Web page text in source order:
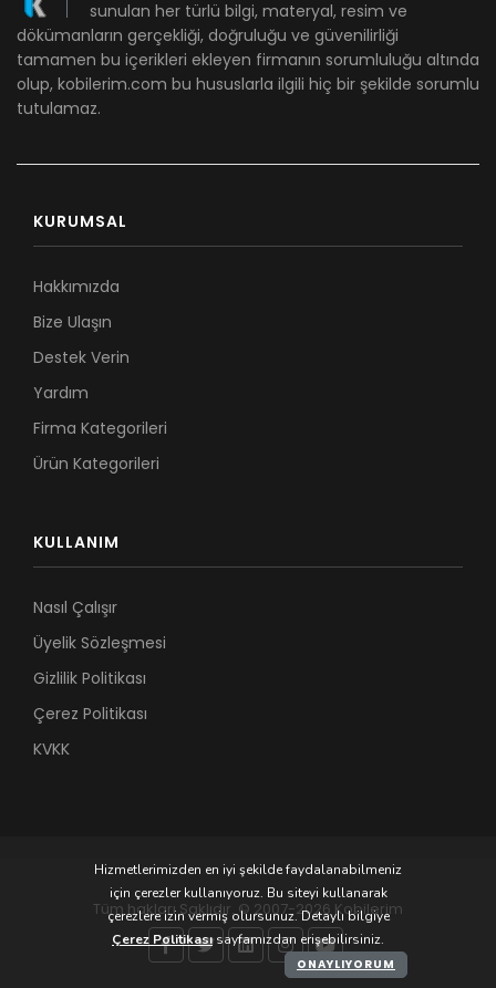
sunulan her türlü bilgi, materyal, resim ve
dökümanların gerçekliği, doğruluğu ve güvenilirliği
tamamen bu içerikleri ekleyen firmanın sorumluluğu altında
olup, kobilerim.com bu hususlarla ilgili hiç bir şekilde sorumlu
tutulamaz.
KURUMSAL
Hakkımızda
Bize Ulaşın
Destek Verin
Yardım
Firma Kategorileri
Ürün Kategorileri
KULLANIM
Nasıl Çalışır
Üyelik Sözleşmesi
Gizlilik Politikası
Çerez Politikası
KVKK
Tüm hakları Saklıdır. © 2007-2026 Kobilerim
Hizmetlerimizden en iyi şekilde faydalanabilmeniz
için çerezler kullanıyoruz. Bu siteyi kullanarak
çerezlere izin vermiş olursunuz. Detaylı bilgiye
Çerez Politikasısayfamızdan erişebilirsiniz.
ONAYLIYORUM